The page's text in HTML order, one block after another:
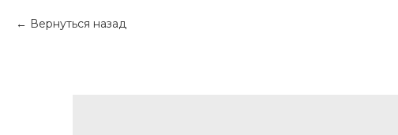
Вернуться назад